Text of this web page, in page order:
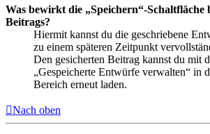
Was bewirkt die „Speichern“-Schaltfläche
Beitrags?
Hiermit kannst du die geschriebene
zu einem späteren Zeitpunkt
Den gesicherten Beitrag kannst du mit
„Gespeicherte Entwürfe verwalten“ in
Bereich erneut laden.
Nach oben